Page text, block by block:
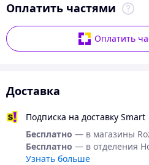
Оплатить частями
Оплатить
Доставка
Подписка на доставку Smart
Бесплатно — в магазины
Бесплатно — в отделения
Узнать больше